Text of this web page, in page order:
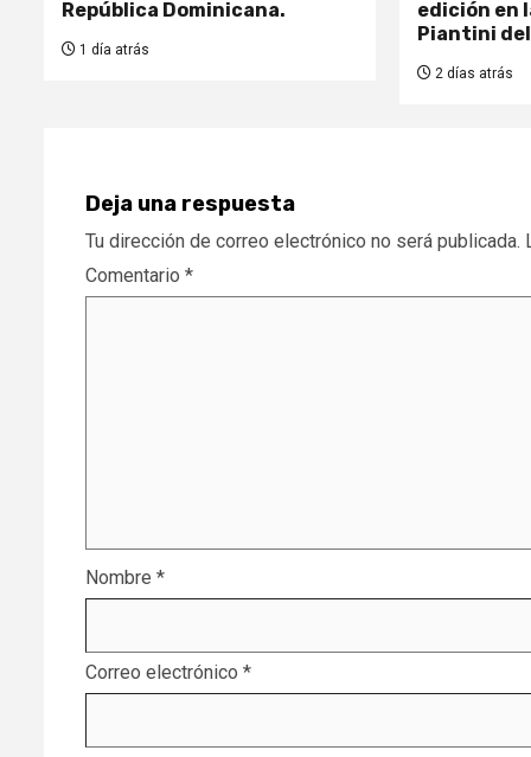
República Dominicana.
1 día atrás
edición en
Piantini
2 días atrás
Deja una respuesta
Tu dirección de correo electrónico no será publicada.
Comentario *
Nombre *
Correo electrónico *